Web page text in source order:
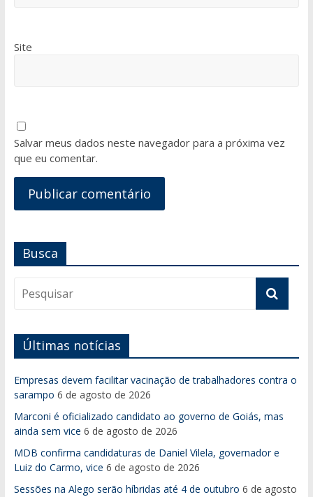
Site
Salvar meus dados neste navegador para a próxima vez
que eu comentar.
Busca
Últimas notícias
Empresas devem facilitar vacinação de trabalhadores contra o
sarampo 6 de agosto de 2026
Marconi é oficializado candidato ao governo de Goiás, mas
ainda sem vice 6 de agosto de 2026
MDB confirma candidaturas de Daniel Vilela, governador e
Luiz do Carmo, vice 6 de agosto de 2026
Sessões na Alego serão híbridas até 4 de outubro 6 de agosto